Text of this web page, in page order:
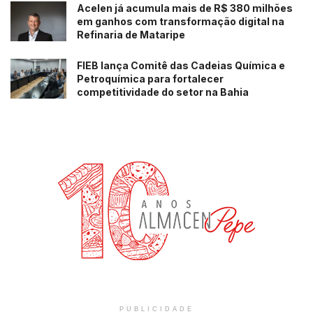
Acelen já acumula mais de R$ 380 milhões
em ganhos com transformação digital na
Refinaria de Mataripe
FIEB lança Comitê das Cadeias Química e
Petroquímica para fortalecer
competitividade do setor na Bahia
PUBLICIDADE